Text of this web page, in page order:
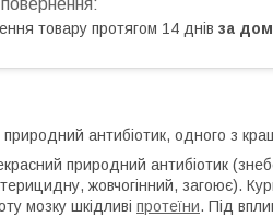
товару протягом 14 днів за
антибіотик, одного з
природний антибіотик
жовчогінний, загоює).
мозку шкідливі протеїни. Під